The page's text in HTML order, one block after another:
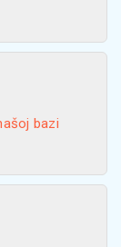
bazi